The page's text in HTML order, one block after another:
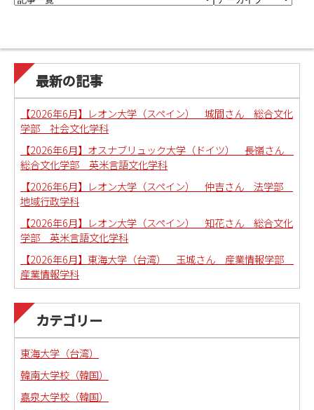
最新の記事
【2026年6月】レオン大学（スペイン） 城間さん 総合文化
学部 社会文化学科
【2026年6月】オスナブリュック大学（ドイツ） 長嶺さん
総合文化学部 英米言語文化学科
【2026年6月】レオン大学（スペイン） 仲吉さん 法学部
地域行政学科
【2026年6月】レオン大学（スペイン） 知花さん 総合文化
学部 英米言語文化学科
【2026年6月】東海大学（台湾） 玉城さん 産業情報学部
産業情報学科
カテゴリー
東海大学（台湾）
韓南大学校（韓国）
嘉泉大学校（韓国）